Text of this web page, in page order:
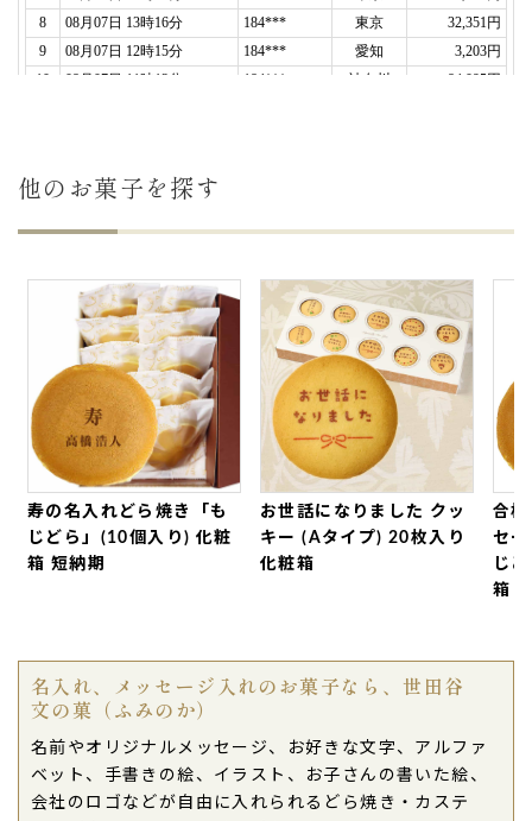
2021年03月27日
謝恩会の担当でしたが、謝恩会が出来なくなってし
まったので、代わりに各家庭に配りました。
ン(1個入り)
謝恩会の代わりに「卒園祝いの名入れバウムクーヘ
ン」をお使いいただきありがとうございました。
各ご家庭で謝恩会の代わりに楽しいひと時をお過ご
しいただけたら嬉しいです。（世田谷 文の菓よ
り）
2021年03月19日
とにかく可愛い！
可愛すぎてクマの部分は食べない なんて言ってまし
2020年03月30日
卒業祝いに名前入りのバームクーヘンを注文しまし
た。
他のお菓子を探す
寿の名入れどら焼き「も
じどら」(10個入り) 化粧
箱 短納期
お世話になりました クッ
キー (Aタイプ) 20枚入り
化粧箱
合
セ
じ
箱
名入れ、メッセージ入れのお菓子なら、世田谷
文の菓（ふみのか）
名前やオリジナルメッセージ、お好きな文字、アルファ
ベット、手書きの絵、イラスト、お子さんの書いた絵、
会社のロゴなどが自由に入れられるどら焼き・カステ